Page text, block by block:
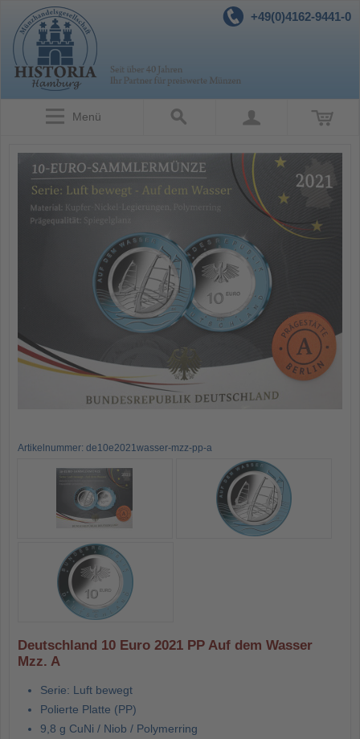
+49(0)4162-9441-0
Menü
Artikelnummer: de10e2021wasser-mzz-pp-a
Deutschland 10 Euro 2021 PP Auf dem Wasser
Mzz. A
Serie: Luft bewegt
Polierte Platte (PP)
9,8 g CuNi / Niob / Polymerring